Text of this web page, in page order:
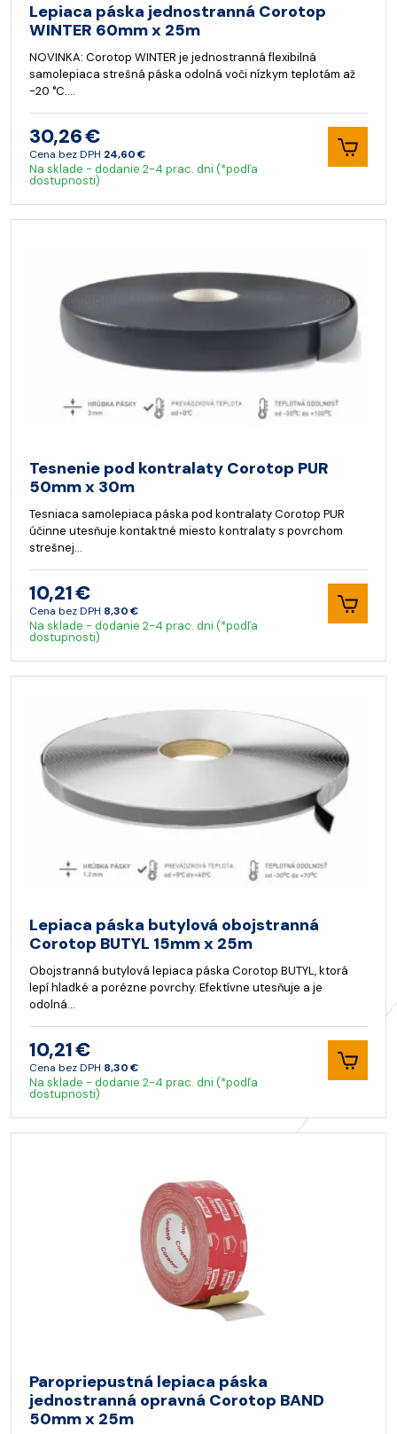
Lepiaca páska jednostranná Corotop
WINTER 60mm x 25m
NOVINKA: Corotop WINTER je jednostranná flexibilná
samolepiaca strešná páska odolná voči nízkym teplotám až
-20 °C.…
30,26 €
Cena bez DPH 24,60 €
Na sklade - dodanie 2-4 prac. dni (*podľa
dostupnosti)
Tesnenie pod kontralaty Corotop PUR
50mm x 30m
Tesniaca samolepiaca páska pod kontralaty Corotop PUR
účinne utesňuje kontaktné miesto kontralaty s povrchom
strešnej…
10,21 €
Cena bez DPH 8,30 €
Na sklade - dodanie 2-4 prac. dni (*podľa
dostupnosti)
Lepiaca páska butylová obojstranná
Corotop BUTYL 15mm x 25m
Obojstranná butylová lepiaca páska Corotop BUTYL, ktorá
lepí hladké a porézne povrchy. Efektívne utesňuje a je
odolná…
10,21 €
Cena bez DPH 8,30 €
Na sklade - dodanie 2-4 prac. dni (*podľa
dostupnosti)
Paropriepustná lepiaca páska
jednostranná opravná Corotop BAND
50mm x 25m